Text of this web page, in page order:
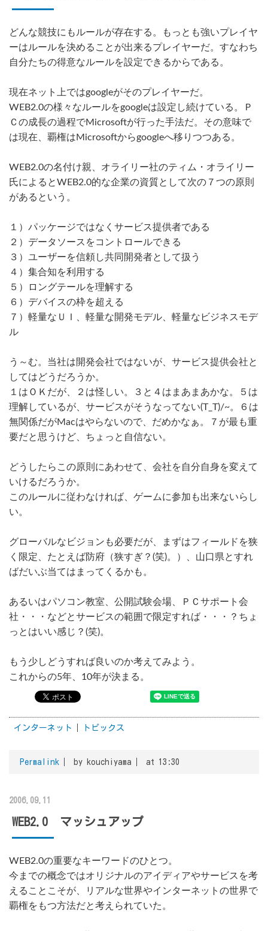
どんな競技にもルールが存在する。もっとも強いプレイヤ
ーはルールを決めることが出来るプレイヤーだ。すなわち
自分たちの得意なルールを設定できるからである。
現在ネット上ではgoogleがそのプレイヤーだ。
WEB2.0の様々なルールをgoogleは設定し続けている。Ｐ
Ｃの成長の過程でMicrosoftが行った手法だ。その意味で
は現在、覇権はMicrosoftからgoogleへ移りつつある。
WEB2.0の名付け親、オライリー社のティム・オライリー
氏によるとWEB2.0的な企業の資質として次の７つの原則
があるという。
１）パッケージではなくサービス提供者である
２）データソースをコントロールできる
３）ユーザーを信頼し共同開発者として扱う
４）集合知を利用する
５）ロングテールを理解する
６）デバイスの枠を超える
７）軽量なＵＩ、軽量な開発モデル、軽量なビジネスモデ
ル
う～む。当社は開発会社ではないが、サービス提供会社と
してはどうだろうか。
１はＯＫだが、２は怪しい。３と４はまあまあかな。５は
理解しているが、サービスがそうなってない(T_T)/~。６は
無関係だがMacはやらないので、だめかなぁ。７が最も重
要だと思うけど、ちょっと自信ない。
どうしたらこの原則にあわせて、会社を自分自身を変えて
いけるだろうか。
このルールに従わなければ、ゲームに参加も出来ないらし
い。
グローバルなビジョンも必要だが、まずはフィールドを狭
く限定、たとえば防府（狭すぎ？(笑)。）、山口県とすれ
ばだいぶ当てはまってくるかも。
あるいはパソコン教室、公開試験会場、ＰＣサポート会
社・・・などとサービスの範囲で限定すれば・・・？ちょ
っとはいい感じ？(笑)。
もう少しどうすれば良いのか考えてみよう。
これからの5年、10年が決まる。
インターネット トピックス
Permalink by kouchiyama at 13:30
2006.09.11
WEB2.0 マッシュアップ
WEB2.0の重要なキーワードのひとつ。
今までの概念ではオリジナルのアイディアやサービスを考
えることこそが、リアルな世界やインターネットの世界で
覇権をもつ方法だと考えられていた。